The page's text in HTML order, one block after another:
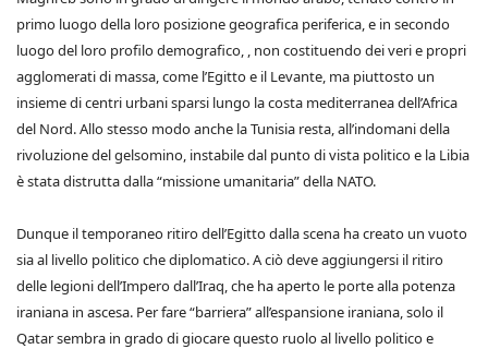
primo luogo della loro posizione geografica periferica, e in secondo
luogo del loro profilo demografico, , non costituendo dei veri e propri
agglomerati di massa, come l’Egitto e il Levante, ma piuttosto un
insieme di centri urbani sparsi lungo la costa mediterranea dell’Africa
del Nord. Allo stesso modo anche la Tunisia resta, all’indomani della
rivoluzione del gelsomino, instabile dal punto di vista politico e la Libia
è stata distrutta dalla “missione umanitaria” della NATO.
Dunque il temporaneo ritiro dell’Egitto dalla scena ha creato un vuoto
sia al livello politico che diplomatico. A ciò deve aggiungersi il ritiro
delle legioni dell’Impero dall’Iraq, che ha aperto le porte alla potenza
iraniana in ascesa. Per fare “barriera” all’espansione iraniana, solo il
Qatar sembra in grado di giocare questo ruolo al livello politico e